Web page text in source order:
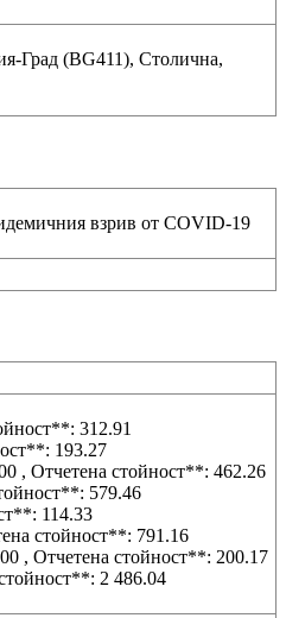
Град (BG411), Столична,
взрив от COVID-19
312.91
193.27
, Отчетена стойност**: 462.26
579.46
114.33
стойност**: 791.16
, Отчетена стойност**: 200.17
2 486.04